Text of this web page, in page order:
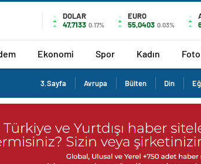
DOLAR
47,7133 0.17%
EURO
55,0403 0.03%
Ekonomi Spor Kadın
3.Sayfa Avrupa Bülten Din